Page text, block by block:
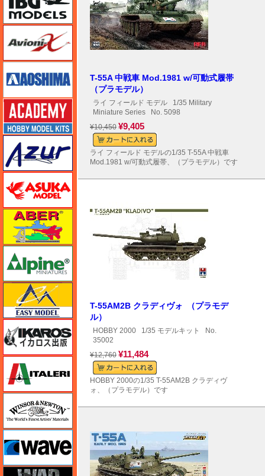
T-55A 中戦車 Mod.1981 w/可動式履帯
（プラモデル）
ライ フィールド モデル
1/35 Military
Miniature Series No. 5098
¥10,450 ¥9,405
ライ フィールド モデルの1/35 T-55A 中戦車
Mod.1981 w/可動式履帯、（プラモデル）です
T-55AM2B クラディヴォ （プラモデ
ル）
HOBBY 2000 1/35 モデルキット
No.
35002
¥12,760 ¥11,484
HOBBY 2000の1/35 T-55AM2B クラディヴ
ォ、（プラモデル）です
Avioni-X（アヴィオニクス）
アカデミー
アズール
アスカモデル
アベール
イカロス出版
イタレリ
ウェーブ
ウォーマスターズ